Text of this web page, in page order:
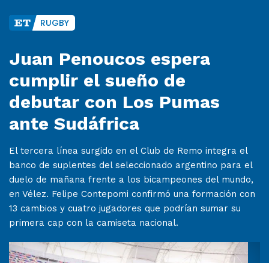
RUGBY
Juan Penoucos espera
cumplir el sueño de
debutar con Los Pumas
ante Sudáfrica
El tercera línea surgido en el Club de Remo integra el
banco de suplentes del seleccionado argentino para el
duelo de mañana frente a los bicampeones del mundo,
en Vélez. Felipe Contepomi confirmó una formación con
13 cambios y cuatro jugadores que podrían sumar su
primera cap con la camiseta nacional.